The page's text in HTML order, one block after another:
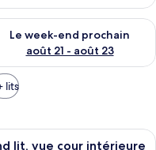
end août 14 - août 16
Le week-end prochain
août 21 - août 23
la disponibilité pour
lits
chambre à coucher avec un lit,
lit, vue cour intérieure